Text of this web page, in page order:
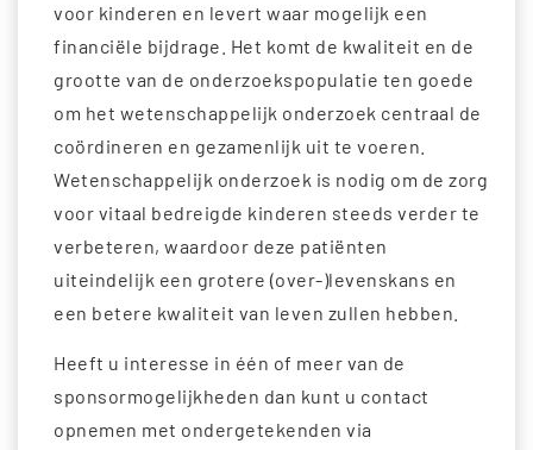
voor kinderen en levert waar mogelijk een
financiële bijdrage. Het komt de kwaliteit en de
grootte van de onderzoekspopulatie ten goede
om het wetenschappelijk onderzoek centraal de
coördineren en gezamenlijk uit te voeren.
Wetenschappelijk onderzoek is nodig om de zorg
voor vitaal bedreigde kinderen steeds verder te
verbeteren, waardoor deze patiënten
uiteindelijk een grotere (over-)levenskans en
een betere kwaliteit van leven zullen hebben.
Heeft u interesse in één of meer van de
sponsormogelijkheden dan kunt u contact
opnemen met ondergetekenden via